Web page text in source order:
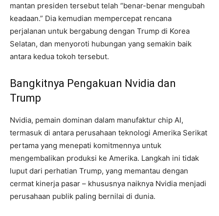
mantan presiden tersebut telah “benar-benar mengubah
keadaan.” Dia kemudian mempercepat rencana
perjalanan untuk bergabung dengan Trump di Korea
Selatan, dan menyoroti hubungan yang semakin baik
antara kedua tokoh tersebut.
Bangkitnya Pengakuan Nvidia dan
Trump
Nvidia, pemain dominan dalam manufaktur chip AI,
termasuk di antara perusahaan teknologi Amerika Serikat
pertama yang menepati komitmennya untuk
mengembalikan produksi ke Amerika. Langkah ini tidak
luput dari perhatian Trump, yang memantau dengan
cermat kinerja pasar – khususnya naiknya Nvidia menjadi
perusahaan publik paling bernilai di dunia.